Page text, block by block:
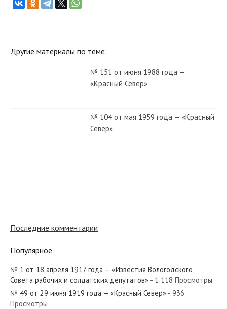
Другие материалы по теме:
№ 151 от июня 1988 года —
«Красный Север»
№ 104 от мая 1959 года — «Красный
Север»
№ 175 от 29 ноября 1919 года —
Последние комментарии
Популярное
№ 1 от 18 апреля 1917 года — «Известия Вологодского
Совета рабочих и солдатских депутатов» - 1 118 Просмотры
№ 49 от 29 июня 1919 года — «Красный Север» - 936
Просмотры